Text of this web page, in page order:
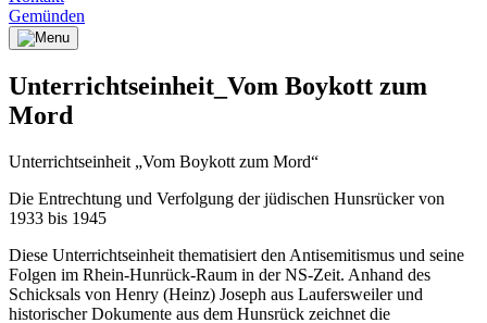
Gemünden
Unterrichtseinheit_Vom Boykott zum
Mord
Unterrichtseinheit „Vom Boykott zum Mord“
Die Entrechtung und Verfolgung der jüdischen Hunsrücker von
1933 bis 1945
Diese Unterrichtseinheit thematisiert den Antisemitismus und seine
Folgen im Rhein-Hunrück-Raum in der NS-Zeit. Anhand des
Schicksals von Henry (Heinz) Joseph aus Laufersweiler und
historischer Dokumente aus dem Hunsrück zeichnet die